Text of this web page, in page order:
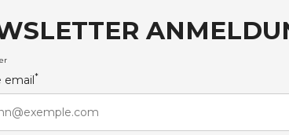
email*